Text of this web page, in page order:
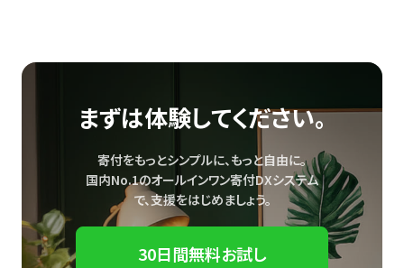
まずは体験してください。
寄付をもっとシンプルに、もっと自由に。
国内No.1のオールインワン寄付DXシステム
で、支援をはじめましょう。
30日間無料お試し